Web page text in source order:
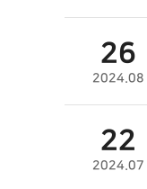
26
2024.08
22
2024.07